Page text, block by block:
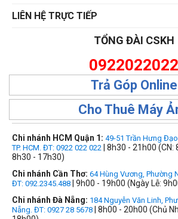
LIÊN HỆ TRỰC TIẾP
TỔNG ĐÀI CSKH
0922022022
Trả Góp Online
Cho Thuê Máy
Chi nhánh HCM Quận 1: 49-51 Trần Hưng
TP. HCM. ĐT: 0922 022 022 | 8h30 - 21h00 (CN:
8h30 - 17h30)
Chi nhánh Cần Thơ: 64 Hùng Vương, Phường
ĐT: 092.2345.488 | 9h00 - 19h00 (Ngày Lễ:
Chi nhánh Đà Nẵng: 184 Nguyễn Văn Linh,
Nẵng. ĐT: 0927 28 5678 | 8h00 - 20h00 (Chủ